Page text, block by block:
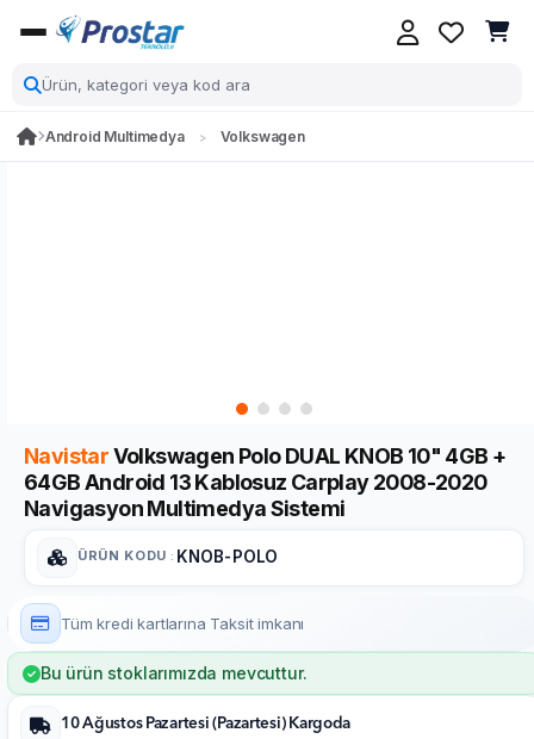
Android Multimedya Volkswagen
NavistarVolkswagen Polo DUAL KNOB 10" 4GB +
64GB Android 13 Kablosuz Carplay 2008-2020
Navigasyon Multimedya Sistemi
ÜRÜN KODU : KNOB-POLO
Tüm kredi kartlarına Taksit imkanı
Bu ürün stoklarımızda mevcuttur.
10 Ağustos Pazartesi (Pazartesi) Kargoda